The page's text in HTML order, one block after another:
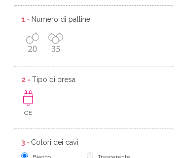
1 - Numero di palline
2 - Tipo di presa
CE
3 - Colori dei cavi